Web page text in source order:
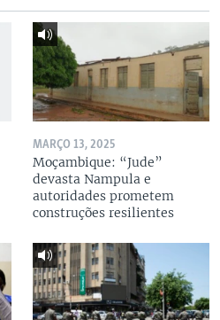
MARÇO 13, 2025
Moçambique: “Jude”
devasta Nampula e
autoridades prometem
construções resilientes